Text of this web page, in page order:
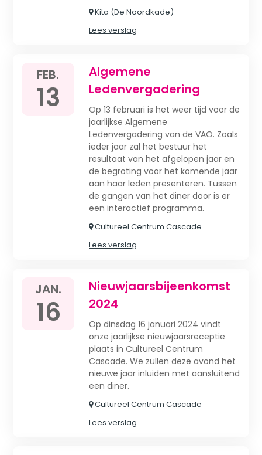
Kita (De Noordkade)
Lees verslag
FEB.
13
Algemene
Ledenvergadering
Op 13 februari is het weer tijd voor de
jaarlijkse Algemene
Ledenvergadering van de VAO. Zoals
ieder jaar zal het bestuur het
resultaat van het afgelopen jaar en
de begroting voor het komende jaar
aan haar leden presenteren. Tussen
de gangen van het diner door is er
een interactief programma.
Cultureel Centrum Cascade
Lees verslag
JAN.
16
Nieuwjaarsbijeenkomst
2024
Op dinsdag 16 januari 2024 vindt
onze jaarlijkse nieuwjaarsreceptie
plaats in Cultureel Centrum
Cascade. We zullen deze avond het
nieuwe jaar inluiden met aansluitend
een diner.
Cultureel Centrum Cascade
Lees verslag